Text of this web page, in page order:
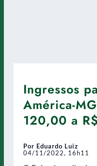
Ingressos
América-
120,00 a
Por Eduardo Luiz
04/11/2022, 16h11